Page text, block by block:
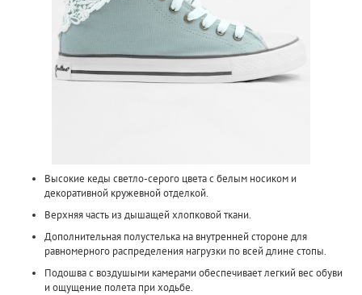
Высокие кеды светло-серого цвета с белым носиком и
декоративной кружевной отделкой.
Верхняя часть из дышащей хлопковой ткани.
Дополнительная полустелька на внутренней стороне для
равномерного распределения нагрузки по всей длине стопы.
Подошва с воздушыми камерами обеспечивает легкий вес обуви
и ощущение полета при ходьбе.